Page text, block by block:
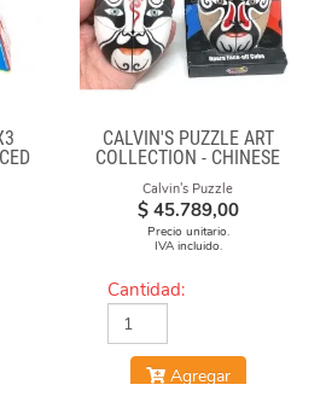
CALVIN'S PUZZLE ART
COLLECTION - CHINESE
OPERA FACE-OFF CUBE
(BLACK & WHITE MASKS)
Calvin's Puzzle
$ 45.789,00
Precio unitario.
IVA incluido.
Cantidad:
Agregar